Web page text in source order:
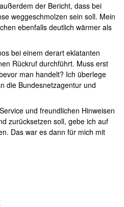
der Bericht, dass bei
weggeschmolzen sein soll. Mein
ebenfalls deutlich wärmer als
bei einem derart eklatanten
Rückruf durchführt. Muss erst
man handelt? Ich überlege
die Bundesnetzagentur und
und freundlichen Hinweisen
zurücksetzen soll, gebe ich auf
Das war es dann für mich mit